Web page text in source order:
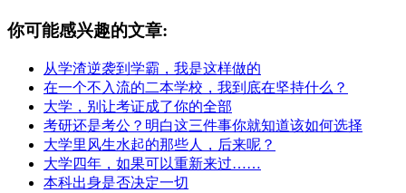
你可能感兴趣的文章:
从学渣逆袭到学霸，我是这样做的
在一个不入流的二本学校，我到底在坚持什么？
大学，别让考证成了你的全部
考研还是考公？明白这三件事你就知道该如何选择
大学里风生水起的那些人，后来呢？
大学四年，如果可以重新来过……
本科出身是否决定一切